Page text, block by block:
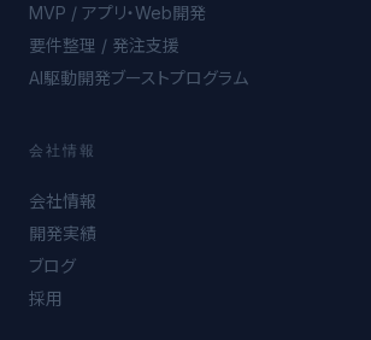
MVP / アプリ・Web開発
要件整理 / 発注支援
AI駆動開発ブーストプログラム
会社情報
会社情報
開発実績
ブログ
採用